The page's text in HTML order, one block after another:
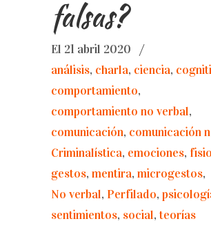
falsas?
El 21 abril 2020
/
análisis, charla, ciencia,
comportamiento,
comportamiento no verbal,
comunicación, comunicación
Criminalística, emociones,
gestos, mentira, microgestos,
No verbal, Perfilado,
sentimientos, social,teorías